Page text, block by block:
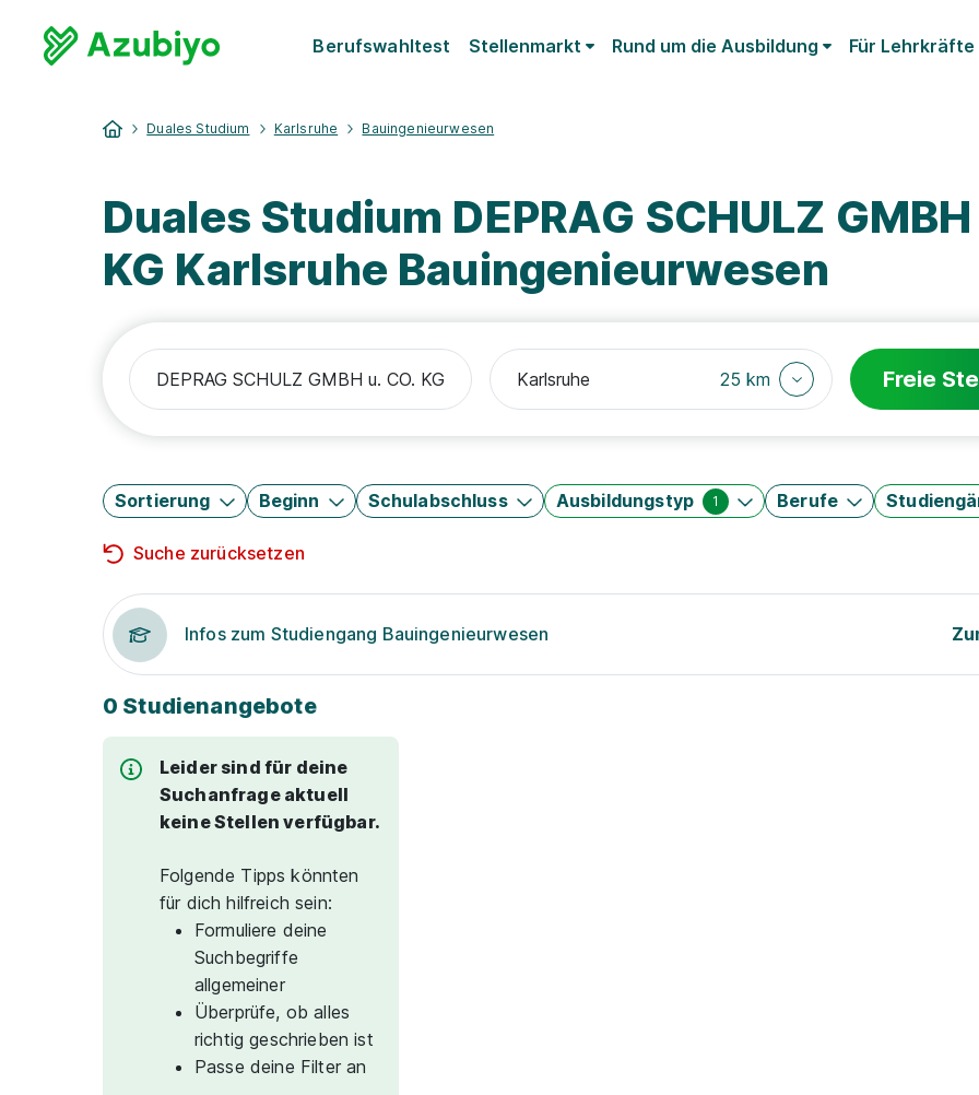
Berufswahltest Stellenmarkt Rund um die Ausbildung Für Lehrkräfte
Duales Studium Karlsruhe Bauingenieurwesen
Duales Studium DEPRAG SCHULZ GMBH
KG Karlsruhe Bauingenieurwesen
25 km Freie
Sortierung Beginn Schulabschluss Ausbildungstyp 1 Berufe
Suche zurücksetzen
Infos zum Studiengang Bauingenieurwesen
0 Studienangebote
Leider sind für deine
Suchanfrage aktuell
keine Stellen verfügbar.
Folgende Tipps könnten
für dich hilfreich sein:
Formuliere deine
Suchbegriffe
allgemeiner
Überprüfe, ob alles
richtig geschrieben ist
Passe deine Filter an